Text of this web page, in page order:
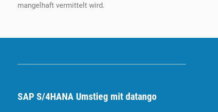
mangelhaft vermittelt wird.
SAP S/4HANA Umstieg mit datango